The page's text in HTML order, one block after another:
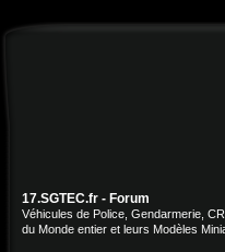
17.SGTEC.fr - Forum
Véhicules de Police, Gendarmerie,
du Monde entier et leurs Modèles